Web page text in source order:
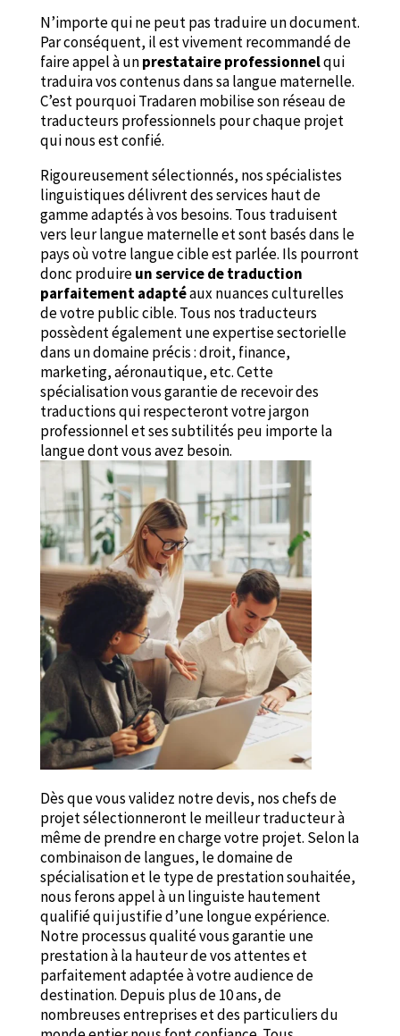
N’importe qui ne peut pas traduire un document.
Par conséquent, il est vivement recommandé de
faire appel à unprestataire professionnelqui
traduira vos contenus dans sa langue maternelle.
C’est pourquoi Tradaren mobilise son réseau de
traducteurs professionnels pour chaque projet
qui nous est confié.
Rigoureusement sélectionnés, nos spécialistes
linguistiques délivrent des services haut de
gamme adaptés à vos besoins. Tous traduisent
vers leur langue maternelle et sont basés dans le
pays où votre langue cible est parlée. Ils pourront
donc produireun service de traduction
parfaitement adaptéaux nuances culturelles
de votre public cible. Tous nos traducteurs
possèdent également une expertise sectorielle
dans un domaine précis : droit, finance,
marketing, aéronautique, etc. Cette
spécialisation vous garantie de recevoir des
traductions qui respecteront votre jargon
professionnel et ses subtilités peu importe la
langue dont vous avez besoin.
Dès que vous validez notre devis, nos chefs de
projet sélectionneront le meilleur traducteur à
même de prendre en charge votre projet. Selon la
combinaison de langues, le domaine de
spécialisation et le type de prestation souhaitée,
nous ferons appel à un linguiste hautement
qualifié qui justifie d’une longue expérience.
Notre processus qualité vous garantie une
prestation à la hauteur de vos attentes et
parfaitement adaptée à votre audience de
destination. Depuis plus de 10 ans, de
nombreuses entreprises et des particuliers du